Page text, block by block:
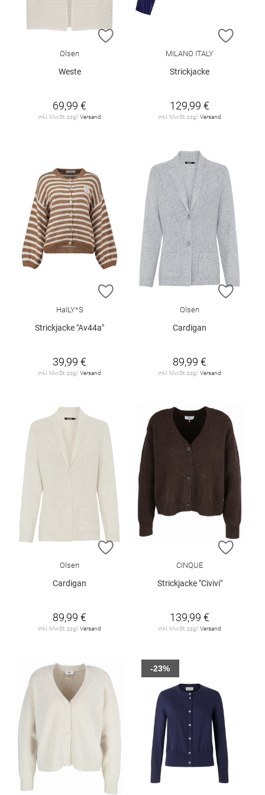
ZUR WUNSCHLISTE HINZUFÜGEN
Olsen
Weste
69,99 €
inkl. MwSt. zzgl. Versand
ZUR
MILANO ITALY
Strickjacke
129,99 €
inkl. MwSt. zzgl. Versand
ZUR WUNSCHLISTE HINZUFÜGEN
HaILY*S
Strickjacke "Av44a"
39,99 €
inkl. MwSt. zzgl. Versand
ZUR
Olsen
Cardigan
89,99 €
inkl. MwSt. zzgl. Versand
ZUR WUNSCHLISTE HINZUFÜGEN
Olsen
Cardigan
89,99 €
inkl. MwSt. zzgl.Versand
ZUR
CINQUE
Strickjacke "Civivi"
139,99 €
inkl. MwSt. zzgl.Versand
-23%